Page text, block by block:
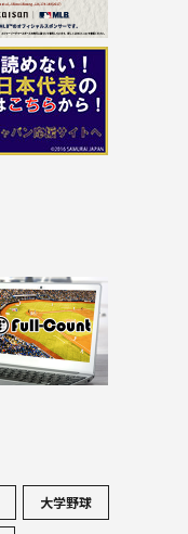
大学野球